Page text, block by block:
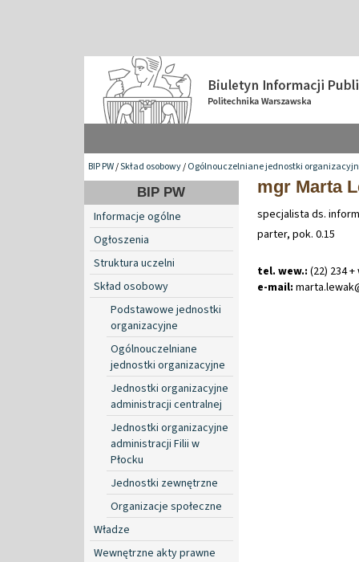
BIP PW/Skład osobowy/Ogólnouczelniane jednostki
BIP PW
Informacje ogólne
Ogłoszenia
Struktura uczelni
Skład osobowy
Podstawowe jednostki
organizacyjne
Ogólnouczelniane
jednostki organizacyjne
Jednostki organizacyjne
administracji centralnej
Jednostki organizacyjne
administracji Filii w
Płocku
Jednostki zewnętrzne
Organizacje społeczne
Władze
Wewnętrzne akty prawne
mgr Marta
specjalista ds.
parter, pok. 0.15
tel. wew.: (22) 234
e-mail: marta.